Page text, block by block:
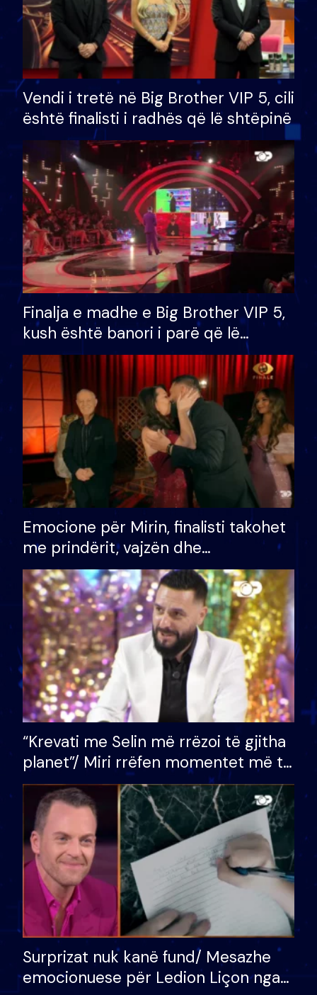
Vendi i tretë në Big Brother VIP 5, cili
është finalisti i radhës që lë shtëpinë
Finalja e madhe e Big Brother VIP 5,
kush është banori i parë që lë
shtëpinë dhe humb mundësinë për
të fituar çmimin e madh
Emocione për Mirin, finalisti takohet
me prindërit, vajzën dhe
bashkëshorten: S’kemi ndonjë letër
divorci apo jo?
“Krevati me Selin më rrëzoi të gjitha
planet”/ Miri rrëfen momentet më të
bukura në shtëpinë e BB VIP: Do më
mungojë zilja e mëngjesit kur…
Surprizat nuk kanë fund/ Mesazhe
emocionuese për Ledion Liçon nga